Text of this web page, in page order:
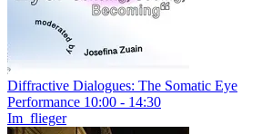
Diffractive Dialogues: The Somatic Eye
Performance 10:00 - 14:30
Im_flieger